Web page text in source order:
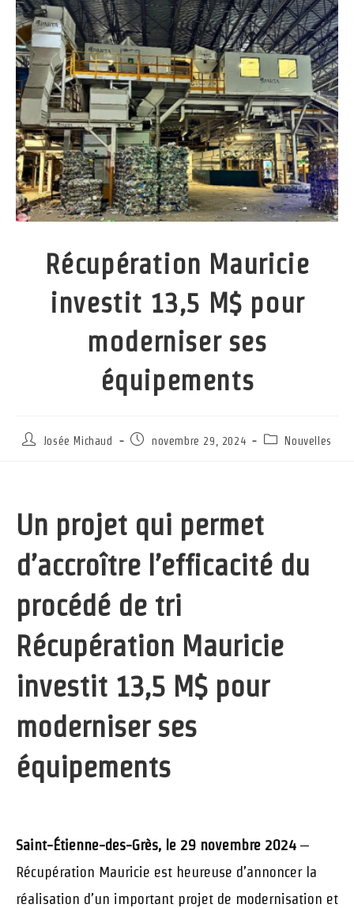
Récupération Mauricie
investit 13,5 M$ pour
moderniser ses
équipements
Auteur/autrice
Josée Michaud
Publication
novembre 29, 2024
PostNouvelles
Un projet qui permet
d’accroître l’efficacité du
procédé de tri
Récupération Mauricie
investit 13,5 M$ pour
moderniser ses
équipements
Saint-Étienne-des-Grès, le 29 novembre 2024 –
Récupération Mauricie est heureuse d’annoncer la
réalisation d’un important projet de modernisation et